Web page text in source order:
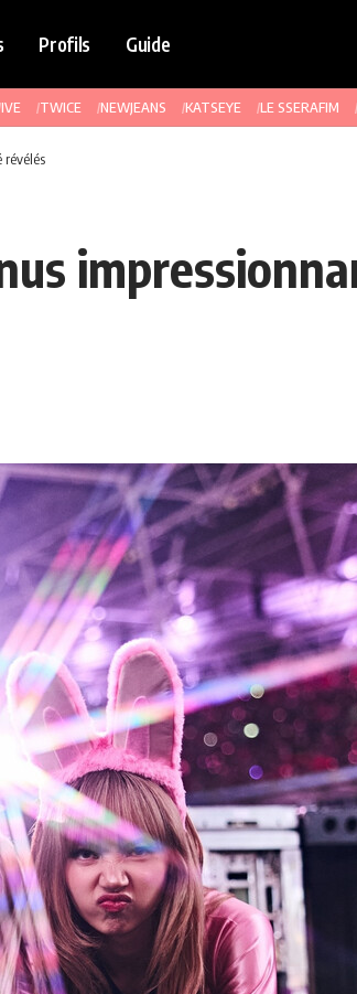
Profils Guide
IVE TWICE NEWJEANS KATSEYE LE SSERAFIM
révélés